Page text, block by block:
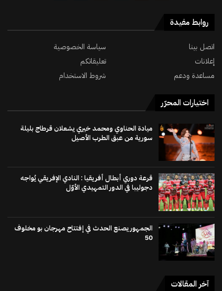
روابط مفيدة
اتصل بينا
سياسة الخصوصية
إعلانات
تعليقاتكم
مساعدة ودعم
شروط الاستخدام
اختيارات المحرّر
ميادة الحناوي ومحمد خيري يشعلان قرطاج بليلة
سورية من عبق الطرب الأصيل
قرعة دوري أبطال أفريقيا : النادي الإفريقي يُواجه
دجوليبا في الدور التمهيدي الأوّل
الجمهور يصنع الحدث في إفتتاح مهرجان بو مخلوف
50
آخر المقالات